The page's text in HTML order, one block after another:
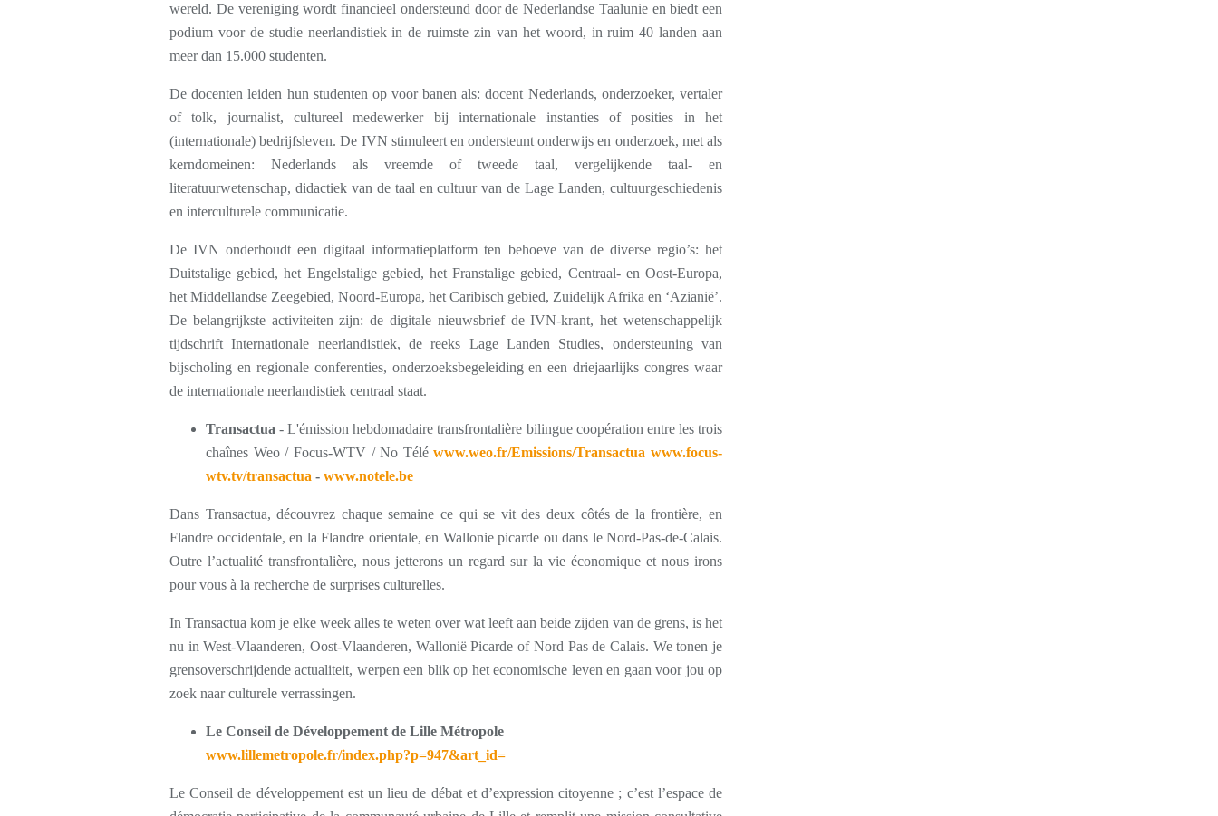
wereld. De vereniging wordt financieel ondersteund door de Nederlandse Taalunie en biedt een
podium voor de studie neerlandistiek in de ruimste zin van het woord, in ruim 40 landen aan
meer dan 15.000 studenten.
De docenten leiden hun studenten op voor banen als: docent Nederlands, onderzoeker, vertaler
of tolk, journalist, cultureel medewerker bij internationale instanties of posities in het
(internationale) bedrijfsleven. De IVN stimuleert en ondersteunt onderwijs en onderzoek, met als
kerndomeinen: Nederlands als vreemde of tweede taal, vergelijkende taal- en
literatuurwetenschap, didactiek van de taal en cultuur van de Lage Landen, cultuurgeschiedenis
en interculturele communicatie.
De IVN onderhoudt een digitaal informatieplatform ten behoeve van de diverse regio’s: het
Duitstalige gebied, het Engelstalige gebied, het Franstalige gebied, Centraal- en Oost-Europa,
het Middellandse Zeegebied, Noord-Europa, het Caribisch gebied, Zuidelijk Afrika en ‘Azianië’.
De belangrijkste activiteiten zijn: de digitale nieuwsbrief de IVN-krant, het wetenschappelijk
tijdschrift Internationale neerlandistiek, de reeks Lage Landen Studies, ondersteuning van
bijscholing en regionale conferenties, onderzoeksbegeleiding en een driejaarlijks congres waar
de internationale neerlandistiek centraal staat.
Transactua- L'émission hebdomadaire transfrontalière bilingue coopération entre les trois
chaînes Weo / Focus-WTV / No Télé www.weo.fr/Emissions/Transactua www.focus-
wtv.tv/transactua - www.notele.be
Dans Transactua, découvrez chaque semaine ce qui se vit des deux côtés de la frontière, en
Flandre occidentale, en la Flandre orientale, en Wallonie picarde ou dans le Nord-Pas-de-Calais.
Outre l’actualité transfrontalière, nous jetterons un regard sur la vie économique et nous irons
pour vous à la recherche de surprises culturelles.
In Transactua kom je elke week alles te weten over wat leeft aan beide zijden van de grens, is het
nu in West-Vlaanderen, Oost-Vlaanderen, Wallonië Picarde of Nord Pas de Calais. We tonen je
grensoverschrijdende actualiteit, werpen een blik op het economische leven en gaan voor jou op
zoek naar culturele verrassingen.
Le Conseil de Développement de Lille Métropole
www.lillemetropole.fr/index.php?p=947&art_id=
Le Conseil de développement est un lieu de débat et d’expression citoyenne ; c’est l’espace de